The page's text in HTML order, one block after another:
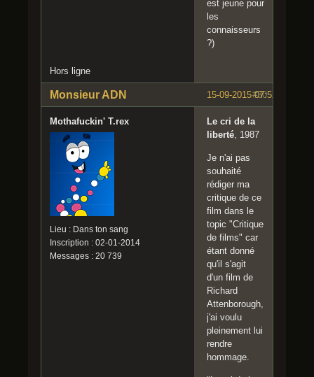
est jeune pour
les
connaisseurs
?)
Hors ligne
#30
15-09-2015 07:52:02
Monsieur ADN
Mothafuckin' T.rex
Lieu : Dans ton sang
Inscription : 02-01-2014
Messages : 20 739
Le cri de la
liberté , 1987
Je n'ai pas
souhaité
rédiger ma
critique de ce
film dans le
topic "Critique
de films" car
étant donné
qu'il s'agit
d'un film de
Richard
Attenborough,
j'ai voulu
pleinement lui
rendre
hommage.